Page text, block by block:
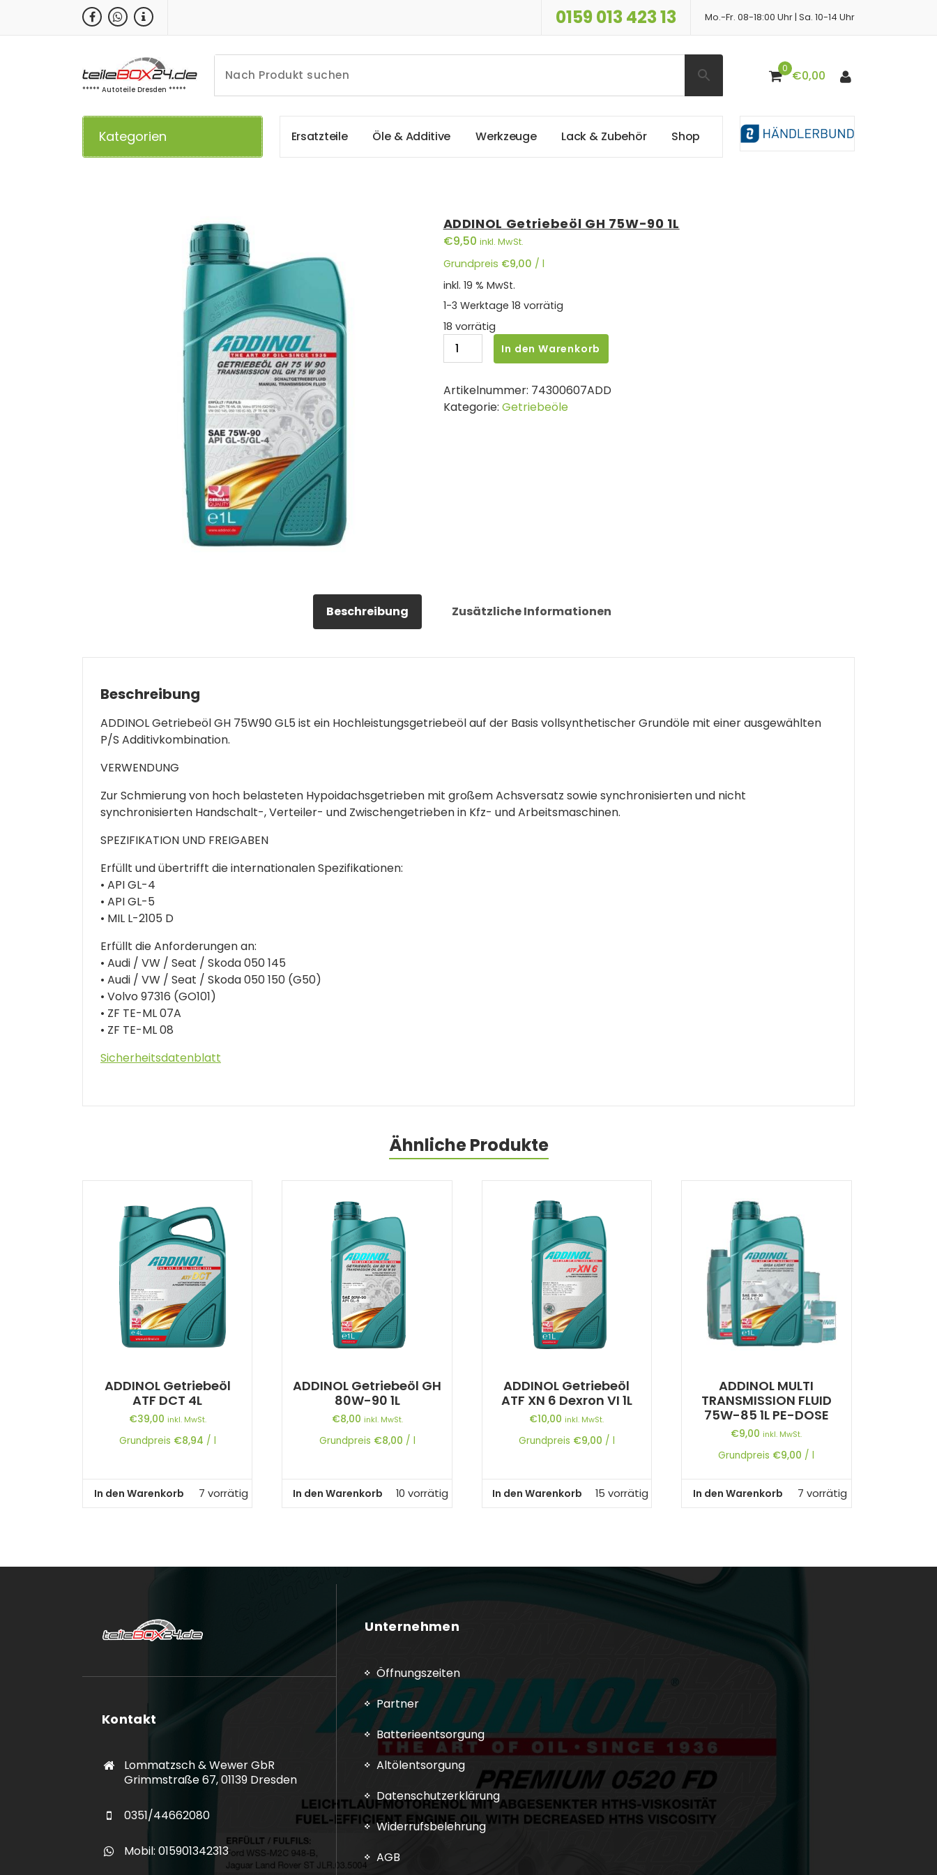
0159 013 423 13 Mo.-Fr. 08-18:00 Uhr | Sa. 10-14 Uhr
***** Autoteile Dresden *****
0 €0,00
Kategorien Ersatzteile Öle &Additive Werkzeuge Lack & Zubehör Shop
ADDINOL Getriebeöl GH 75W-90 1L
€9,50 inkl. MwSt.
Grundpreis €9,00 / l
inkl. 19 % MwSt.
1-3 Werktage 18 vorrätig
18 vorrätig
ADDINOL
Getriebeöl
75W-
90
In den Warenkorb
Artikelnummer: 74300607ADD
Kategorie: Getriebeöle
Beschreibung Zusätzliche Informationen
Beschreibung
ADDINOL Getriebeöl GH 75W90 GL5 ist ein Hochleistungsgetriebeöl auf der Basis vollsynthetischer Grundöle mit einer ausgewählten
P/S Additivkombination.
VERWENDUNG
Zur Schmierung von hoch belasteten Hypoidachsgetrieben mit großem Achsversatz sowie synchronisierten und nicht
synchronisierten Handschalt-, Verteiler- und Zwischengetrieben in Kfz- und Arbeitsmaschinen.
SPEZIFIKATION UND FREIGABEN
Erfüllt und übertrifft die internationalen Spezifikationen:
• API GL-4
• API GL-5
• MIL L-2105 D
Erfüllt die Anforderungen an:
• Audi / VW / Seat / Skoda 050 145
• Audi / VW / Seat / Skoda 050 150 (G50)
• Volvo 97316 (GO101)
• ZF TE-ML 07A
• ZF TE-ML 08
Sicherheitsdatenblatt
Ähnliche Produkte
ADDINOL Getriebeöl
ATF DCT 4L
€39,00 inkl. MwSt.
Grundpreis €8,94 / l
In den Warenkorb 7 vorrätig
ADDINOL Getriebeöl GH
80W-90 1L
€8,00 inkl. MwSt.
Grundpreis €8,00 / l
In den Warenkorb 10 vorrätig
ADDINOL Getriebeöl
ATF XN 6 Dexron VI 1L
€10,00 inkl. MwSt.
Grundpreis €9,00 / l
In den Warenkorb 15 vorrätig
ADDINOL MULTI
TRANSMISSION FLUID
75W-85 1L PE-DOSE
€9,00 inkl. MwSt.
Grundpreis €9,00 /l
In den Warenkorb 7 vorrätig
Kontakt
Lommatzsch & Wewer GbR
Grimmstraße 67, 01139 Dresden
0351/44662080
Mobil: 015901342313
Unternehmen
Öffnungszeiten
Partner
Batterieentsorgung
Altölentsorgung
Datenschutzerklärung
Widerrufsbelehrung
AGB